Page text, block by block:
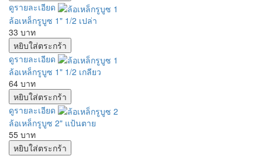
ดูรายละเอียด
ล้อเหล็กรูบูซ 1" 1/2 เปล่า
33 บาท
ดูรายละเอียด
ล้อเหล็กรูบูซ 1" 1/2 เกลียว
64 บาท
ดูรายละเอียด
ล้อเหล็กรูบูซ 2" แป้นตาย
55 บาท